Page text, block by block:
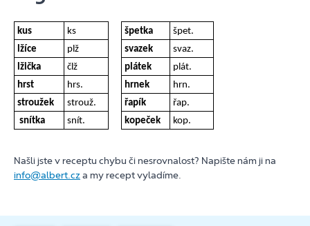
kus ks špetka
špet.
lžíce
plž svazek
svaz.
lžička
člž plátek
plát.
hrst
hrs. hrnek
hrn.
stroužek
strouž. řapík
řap.
snítka
snít. kopeček kop.
Našli jste v receptu chybu či nesrovnalost? Napište nám ji na
info@albert.cza my recept vyladíme.